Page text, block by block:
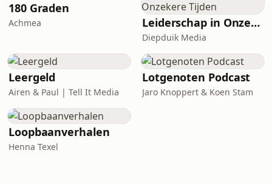
180 Graden
Achmea Leiderschap in Onzekere Tijden
Diepduik Media
Leergeld
Airen & Paul | Tell It Media
Lotgenoten Podcast
Jaro Knoppert & Koen Stam
Loopbaanverhalen
Henna Texel